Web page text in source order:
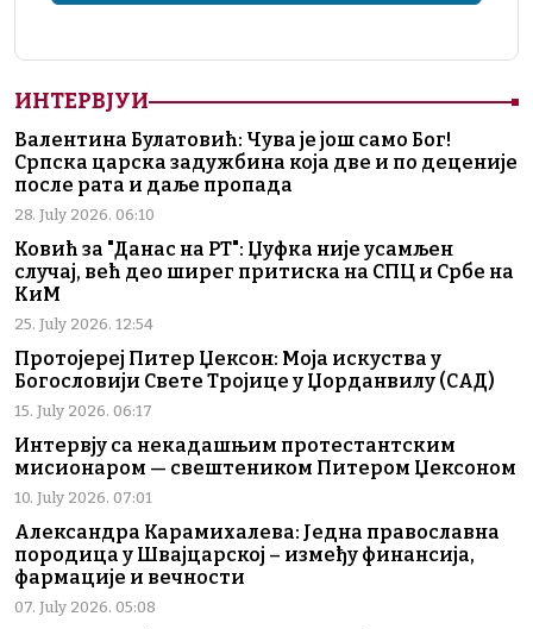
ИНТЕРВЈУИ
Валентина Булатовић: Чува је још само Бог!
Српска царска задужбина која две и по деценије
после рата и даље пропада
28. July 2026. 06:10
Ковић за "Данас на РТ": Џуфка није усамљен
случај, већ део ширег притиска на СПЦ и Србе на
КиМ
25. July 2026. 12:54
Протојереј Питер Џексон: Моја искуства у
Богословији Свете Тројице у Џорданвилу (САД)
15. July 2026. 06:17
Интервју са некадашњим протестантским
мисионаром — свештеником Питером Џексоном
10. July 2026. 07:01
Александра Карамихалева: Једна православна
породица у Швајцарској – између финансија,
фармације и вечности
07. July 2026. 05:08